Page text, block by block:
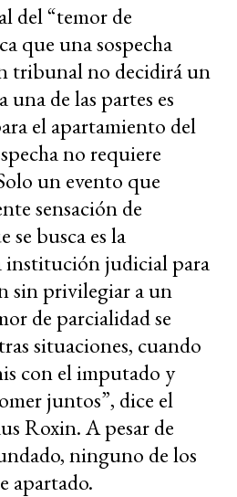
del “temor de
que una sospecha
tribunal no decidirá un
una de las partes es
el apartamiento del
no requiere
un evento que
sensación de
se busca es la
institución judicial para
sin privilegiar a un
de parcialidad se
situaciones, cuando
con el imputado y
juntos”, dice el
Roxin. A pesar de
ninguno de los
apartado.